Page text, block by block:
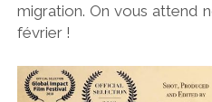
migration. On vous attend
février !